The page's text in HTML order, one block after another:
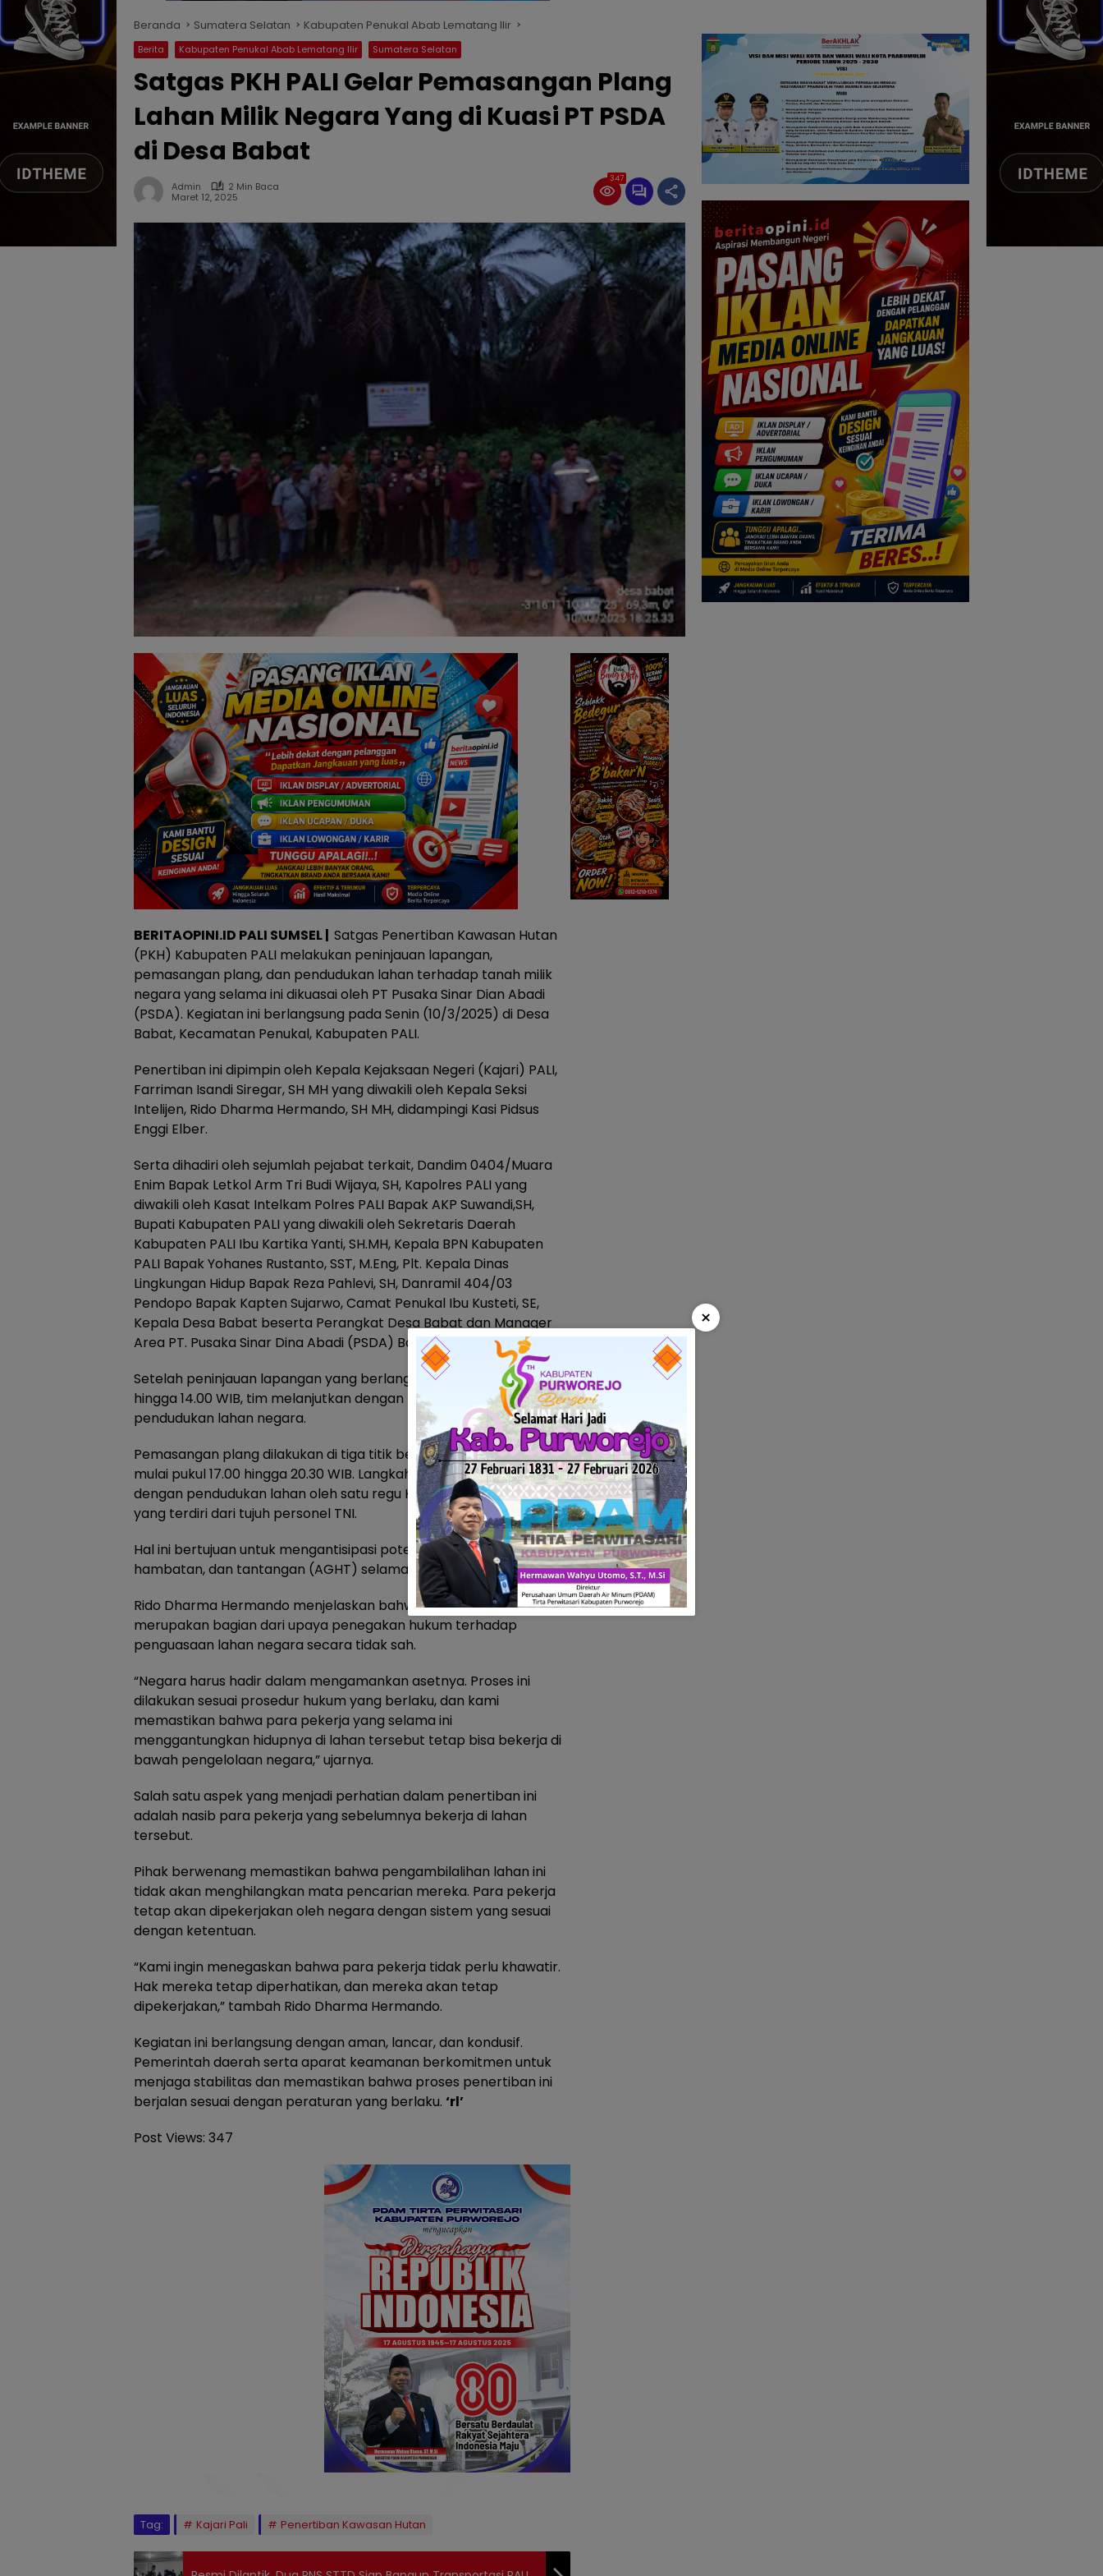
Beranda Sumatera Selatan Kabupaten Penukal Abab Lematang Ilir
Berita Kabupaten Penukal Abab Lematang Ilir Sumatera Selatan
Satgas PKH PALI Gelar Pemasangan Plang
Lahan Milik Negara Yang di Kuasi PT PSDA
di Desa Babat
Admin
2 Min Baca
Maret 12, 2025
347
BERITAOPINI.ID PALI SUMSEL | Satgas Penertiban Kawasan Hutan
(PKH) Kabupaten PALI melakukan peninjauan lapangan,
pemasangan plang, dan pendudukan lahan terhadap tanah milik
negara yang selama ini dikuasai oleh PT Pusaka Sinar Dian Abadi
(PSDA). Kegiatan ini berlangsung pada Senin (10/3/2025) di Desa
Babat, Kecamatan Penukal, Kabupaten PALI.
Penertiban ini dipimpin oleh Kepala Kejaksaan Negeri (Kajari) PALI,
Farriman Isandi Siregar, SH MH yang diwakili oleh Kepala Seksi
Intelijen, Rido Dharma Hermando, SH MH, didampingi Kasi Pidsus
Enggi Elber.
Serta dihadiri oleh sejumlah pejabat terkait, Dandim 0404/Muara
Enim Bapak Letkol Arm Tri Budi Wijaya, SH, Kapolres PALI yang
diwakili oleh Kasat Intelkam Polres PALI Bapak AKP Suwandi,SH,
Bupati Kabupaten PALI yang diwakili oleh Sekretaris Daerah
Kabupaten PALI Ibu Kartika Yanti, SH.MH, Kepala BPN Kabupaten
PALI Bapak Yohanes Rustanto, SST, M.Eng, Plt. Kepala Dinas
Lingkungan Hidup Bapak Reza Pahlevi, SH, Danramil 404/03
Pendopo Bapak Kapten Sujarwo, Camat Penukal Ibu Kusteti, SE,
Kepala Desa Babat beserta Perangkat Desa Babat dan Manager
Area PT. Pusaka Sinar Dina Abadi (PSDA) Bapak Jumaras Fahmi.
Setelah peninjauan lapangan yang berlangsung sejak pukul 10.00
hingga 14.00 WIB, tim melanjutkan dengan pemasangan plang dan
pendudukan lahan negara.
Pemasangan plang dilakukan di tiga titik berbeda di Desa Babat
mulai pukul 17.00 hingga 20.30 WIB. Langkah ini juga diperkuat
dengan pendudukan lahan oleh satu regu Koramil 404/03 Pendopo
yang terdiri dari tujuh personel TNI.
Hal ini bertujuan untuk mengantisipasi potensi ancaman, gangguan,
hambatan, dan tantangan (AGHT) selama proses penertiban.
Rido Dharma Hermando menjelaskan bahwa penertiban ini
merupakan bagian dari upaya penegakan hukum terhadap
penguasaan lahan negara secara tidak sah.
“Negara harus hadir dalam mengamankan asetnya. Proses ini
dilakukan sesuai prosedur hukum yang berlaku, dan kami
memastikan bahwa para pekerja yang selama ini
menggantungkan hidupnya di lahan tersebut tetap bisa bekerja di
bawah pengelolaan negara,” ujarnya.
Salah satu aspek yang menjadi perhatian dalam penertiban ini
adalah nasib para pekerja yang sebelumnya bekerja di lahan
tersebut.
Pihak berwenang memastikan bahwa pengambilalihan lahan ini
tidak akan menghilangkan mata pencarian mereka. Para pekerja
tetap akan dipekerjakan oleh negara dengan sistem yang sesuai
dengan ketentuan.
“Kami ingin menegaskan bahwa para pekerja tidak perlu khawatir.
Hak mereka tetap diperhatikan, dan mereka akan tetap
dipekerjakan,” tambah Rido Dharma Hermando.
Kegiatan ini berlangsung dengan aman, lancar, dan kondusif.
Pemerintah daerah serta aparat keamanan berkomitmen untuk
menjaga stabilitas dan memastikan bahwa proses penertiban ini
berjalan sesuai dengan peraturan yang berlaku. ‘rl’
Post Views: 347
Tag: Kajari Pali Penertiban Kawasan Hutan
×